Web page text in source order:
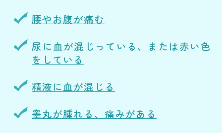
腰やお腹が痛む
尿に血が混じっている、または赤い色
をしている
精液に血が混じる
睾丸が腫れる、痛みがある